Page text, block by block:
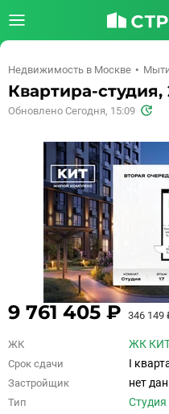
Недвижимость в Москве
Квартира-студия,
Обновлено Сегодня, 15:09
9 761 405 ₽ 346 149
ЖК ЖК
Срок сдачи I
Застройщик нет
Тип Студия